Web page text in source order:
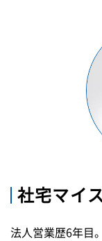
社宅マイ
法人営業歴6年目。